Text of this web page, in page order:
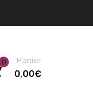
Panier
0,00€
0